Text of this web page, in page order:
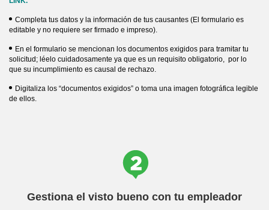
Completa tus datos y la información de tus causantes (El formulario es
editable y no requiere ser firmado e impreso).
En el formulario se mencionan los documentos exigidos para tramitar tu
solicitud; léelo cuidadosamente ya que es un requisito obligatorio, por lo
que su incumplimiento es causal de rechazo.
Digitaliza los “documentos exigidos” o toma una imagen fotográfica legible
de ellos.
Gestiona el visto bueno con tu empleador